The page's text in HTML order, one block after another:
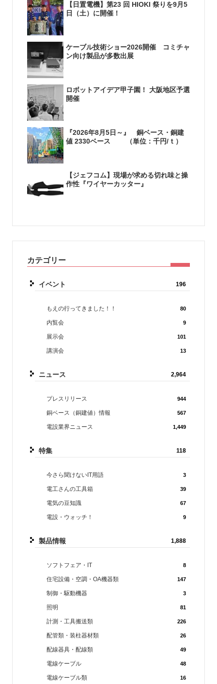
【日置電機】第23 回 HIOKI 祭りを9月5
日（土）に開催！
ケーブル技術ショー2026開催 コミチャ
ン向け製品が多数出展
ロボットアイデア甲子園！ 大阪地区予選
開催
『2026年8月5日～』 銅ベース・銅建
値 2330ベース （単位：千円/ｔ）
【ジェフコム】現場が求める切れ味と操
作性『ワイヤーカッター』
カテゴリー
イベント 196
もえの行ってきました！！ 80
内覧会 9
展示会 101
講演会 13
ニュース 2,964
プレスリリース 944
銅ベース（銅建値）情報 567
電設業界ニュース 1,449
特集 118
今さら聞けないIT用語 3
電工さんの工具箱 39
電気の豆知識 67
電設・ウォッチ！ 9
製品情報 1,888
ソフトフェア・IT 8
住宅設備・空調・OA機器類 147
制御・駆動機器 3
照明 81
計測・工具搬送類 226
配管類・装柱器材類 26
配線器具・配線類 49
電線ケーブル 48
電線ケーブル類 16